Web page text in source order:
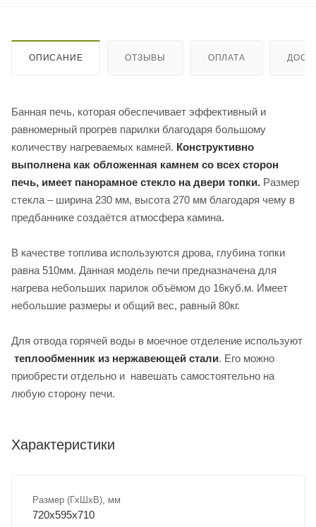
ОПИСАНИЕ ОТЗЫВЫ ОПЛАТА
Банная печь, которая обеспечивает эффективный и
равномерный прогрев парилки благодаря большому
количеству нагреваемых камней. Конструктивно
выполнена как обложенная камнем со всех сторон
печь, имеет панорамное стекло на двери топки. Размер
стекла – ширина 230 мм, высота 270 мм благодаря чему в
предбаннике создаётся атмосфера камина.
В качестве топлива используются дрова, глубина топки
равна 510мм. Данная модель печи предназначена для
нагрева небольших парилок объёмом до 16куб.м. Имеет
небольшие размеры и общий вес, равный 80кг.
Для отвода горячей воды в моечное отделение используют
теплообменник из нержавеющей стали. Его можно
приобрести отдельно и навешать самостоятельно на
любую сторону печи.
Характеристики
Размер (ГхШхВ), мм
720х595х710